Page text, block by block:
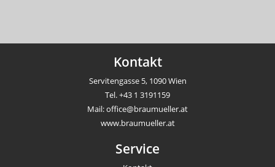
Kontakt
Servitengasse 5, 1090 Wien
Tel.+43 1 3191159
Mail:office@braumueller.at
www.braumueller.at
Service